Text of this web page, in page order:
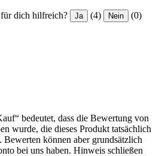
dich hilfreich? Ja (4) Nein (0)
bedeutet, dass die Bewertung von
wurde, die dieses Produkt tatsächlich
Bewerten können aber grundsätzlich
bei uns haben. Hinweis schließen